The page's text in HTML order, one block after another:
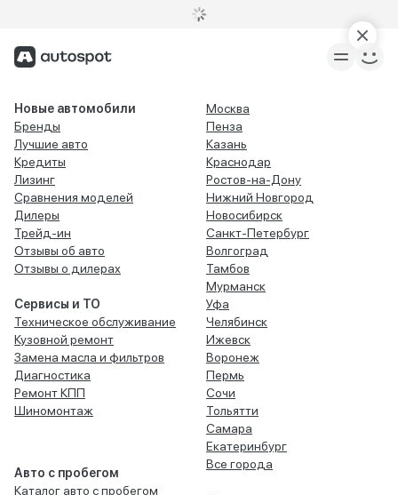
Новые автомобили
Бренды
Лучшие авто
Кредиты
Лизинг
Сравнения моделей
Дилеры
Трейд-ин
Отзывы об авто
Отзывы о дилерах
Сервисы и ТО
Техническое обслуживание
Кузовной ремонт
Замена масла и фильтров
Диагностика
Ремонт КПП
Шиномонтаж
Авто с пробегом
Каталог авто с пробегом
Москва
Пенза
Казань
Краснодар
Ростов-на-Дону
Нижний Новгород
Новосибирск
Санкт-Петербург
Волгоград
Тамбов
Мурманск
Уфа
Челябинск
Ижевск
Воронеж
Пермь
Сочи
Тольятти
Самара
Екатеринбург
Все города